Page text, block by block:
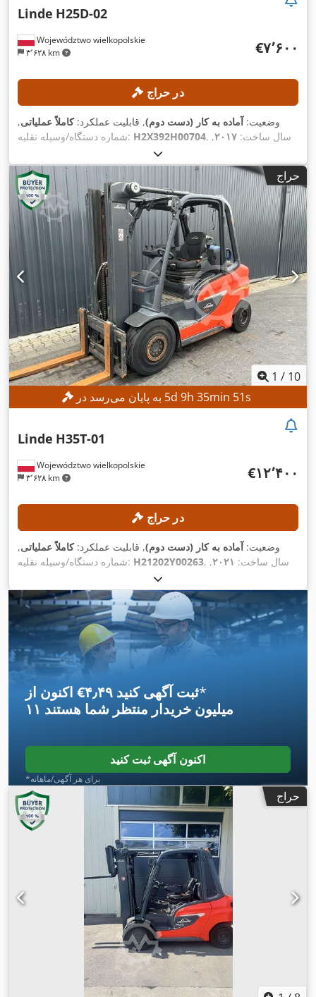
Województwo wielkopolskie
۳٬۶۲۸ km
Linde H25D-02
‎€۷٬۶۰۰
در حراج
وضعیت:آماده به کار (دست دوم), قابلیت عملکرد:کاملاً عملیاتی,
شماره دستگاه/وسیله نقلیه: H2X392H00704 , سال ساخت: ۲۰۱۷,
, ارتفاع
بالابری:۳٬۴۵۰ میلی‌متر , نوع سوخت:دیزل, نوع دکل:سیمپلکس,
ارتفاع سازه:
۲٬۳۷۷ میلی‌متر , حراج
1 / 10
5d 9h 35min 49s
Województwo wielkopolskie
۳٬۶۲۸ km
Linde H35T-01
‎€۱۲٬۴۰۰
در حراج
وضعیت:آماده به کار (دست دوم), قابلیت عملکرد:کاملاً عملیاتی,
شماره دستگاه/وسیله نقلیه: H21202Y00263 , سال ساخت: ۲۰۲۱,
, ارتفاع بالابری:
۴٬۶۸۰ میلی‌متر
, نوع سوخت:گاز, نوع دکل:تریپلکس ,
اکنون از ‎€۴٫۴۹ ثبت آگهی کنید*
۱۱ میلیون خریدار منتظر شما هستند
اکنون آگهی ثبت کنید
*برای هر آگهی/ماهانه
حراج